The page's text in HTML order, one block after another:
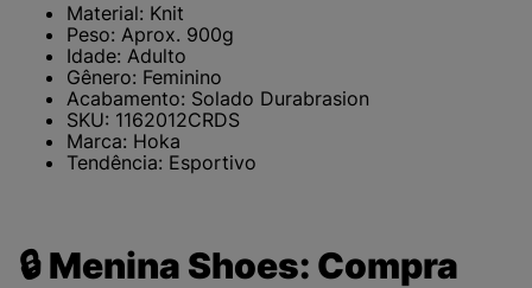
Material: Knit
Peso: Aprox. 900g
Idade: Adulto
Gênero: Feminino
Acabamento: Solado Durabrasion
SKU: 1162012CRDS
Marca: Hoka
Tendência: Esportivo
🔒 Menina Shoes: Compra